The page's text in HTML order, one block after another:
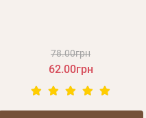
78.00грн
62.00грн